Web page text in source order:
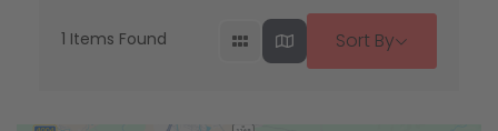
1 Items Found Sort By